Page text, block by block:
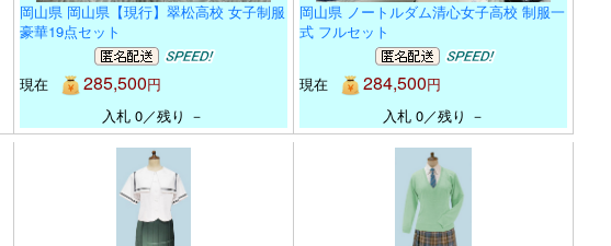
岡山県 岡山県【現行】翠松高校 女子制服
豪華19点セット
現在 285,500円
入札 0／残り －
岡山県 ノートルダム清心女子高校 制服一
式 フルセット
現在 284,500円
入札 0／残り －